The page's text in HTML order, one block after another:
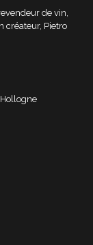
de vin,
créateur, Pietro